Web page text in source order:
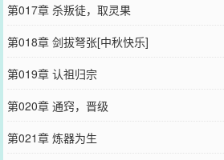
第017章 杀叛徒，取灵果
第018章 剑拔弩张[中秋快乐]
第019章 认祖归宗
第020章 通窍，晋级
第021章 炼器为生